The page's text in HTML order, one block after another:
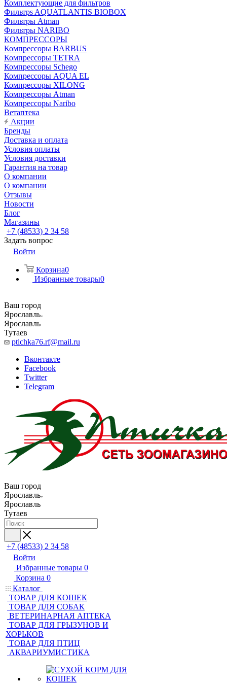
Комплектующие для фильтров
Фильтрs AQUATLANTIS BIOBOX
Фильтры Atman
Фильтры NARIBO
КОМПРЕССОРЫ
Компрессоры BARBUS
Компрессоры TETRA
Компрессоры Schego
Компрессоры AQUA EL
Компрессоры XILONG
Компрессоры Atman
Компрессоры Naribo
Ветаптека
Акции
Бренды
Доставка и оплата
Условия оплаты
Условия доставки
Гарантия на товар
О компании
О компании
Отзывы
Новости
Блог
Магазины
+7 (48533) 2 34 58
Задать вопрос
Войти
Корзина0
Избранные товары0
Ваш город
Ярославль
Ярославль
Тутаев
ptichka76.rf@mail.ru
Вконтакте
Facebook
Twitter
Telegram
Ваш город
Ярославль
Ярославль
Тутаев
+7 (48533) 2 34 58
Войти
Избранные товары 0
Корзина 0
Каталог
ТОВАР ДЛЯ КОШЕК
ТОВАР ДЛЯ СОБАК
ВЕТЕРИНАРНАЯ АПТЕКА
ТОВАР ДЛЯ ГРЫЗУНОВ И
ХОРЬКОВ
ТОВАР ДЛЯ ПТИЦ
АКВАРИУМИСТИКА